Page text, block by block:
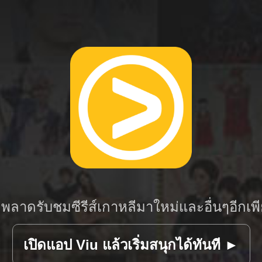
ลาดรับชมซีรีส์เกาหลีมาใหม่และอื่นๆอีกเ
เปิดแอป Viu แล้วเริ่มสนุกได้ทันที ►